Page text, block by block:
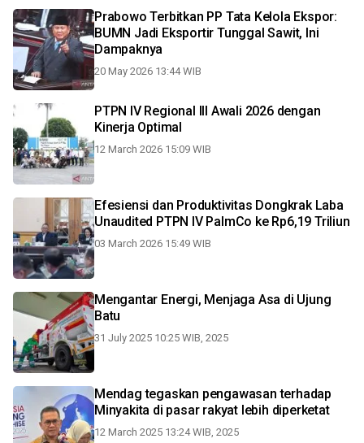
Prabowo Terbitkan PP Tata Kelola Ekspor:
BUMN Jadi Eksportir Tunggal Sawit, Ini
Dampaknya
20 May 2026 13:44 WIB
PTPN IV Regional III Awali 2026 dengan
Kinerja Optimal
12 March 2026 15:09 WIB
Efesiensi dan Produktivitas Dongkrak Laba
Unaudited PTPN IV PalmCo ke Rp6,19 Triliun
03 March 2026 15:49 WIB
Mengantar Energi, Menjaga Asa di Ujung
Batu
31 July 2025 10:25 WIB, 2025
Mendag tegaskan pengawasan terhadap
Minyakita di pasar rakyat lebih diperketat
12 March 2025 13:24 WIB, 2025